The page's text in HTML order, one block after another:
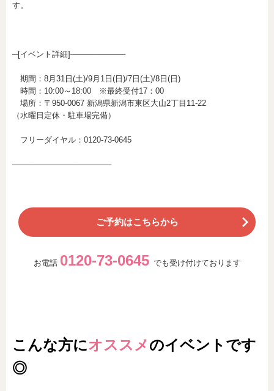
す。
─[イベント詳細]──────────
期間：8月31日(土)/9月1日(日)/7日(土)/8日(日)
時間：10:00～18:00 ※最終受付17：00
場所：〒950-0067 新潟県新潟市東区大山2丁目11-22
（水曜日定休・駐車場完備）
フリーダイヤル：0120-73-0645
──────────────────
ご予約はこちらから
お電話 0120-73-0645 でも受け付けております
こんな方にオススメのイベントです
◎